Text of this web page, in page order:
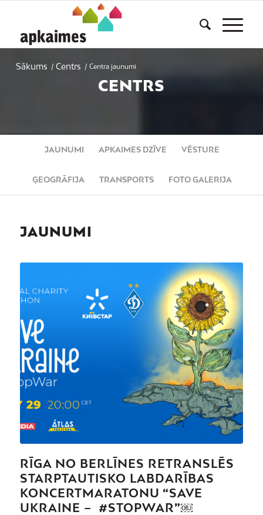
Sākums / Centrs / Centra jaunumi
CENTRS
JAUNUMI APKAIMES DZĪVE VĒSTURE
ĢEOGRĀFIJA TRANSPORTS FOTO GALERIJA
JAUNUMI
RĪGA NO BERLĪNES RETRANSLĒS
STARPTAUTISKO LABDARĪBAS
KONCERTMARATONU “SAVE
UKRAINE – #STOPWAR”￼